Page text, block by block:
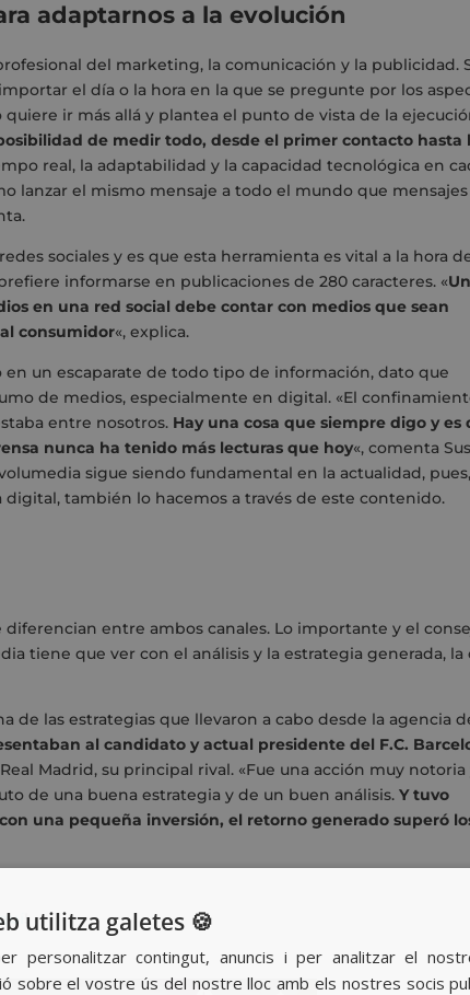
adaptarnos a la evolución
del marketing, la comunicación y la publicidad.
el día o la hora en la que se pregunte por los
ir más allá y plantea el punto de vista de la
de medir todo, desde el primer contacto hasta
real, la adaptabilidad y la capacidad tecnológica en
lanzar el mismo mensaje a todo el mundo que mensajes
sociales y es que esta herramienta es vital a la hora
informarse en publicaciones de 280 caracteres. «
en una red social debe contar con medios que sean
consumidor«, explica.
un escaparate de todo tipo de información, dato que
de medios, especialmente en digital. «El
entre nosotros. Hay una cosa que siempre digo y es
nunca ha tenido más lecturas que hoy«, comenta
sigue siendo fundamental en la actualidad, pues,
también lo hacemos a través de este contenido.
diferencian entre ambos canales. Lo importante y el
tiene que ver con el análisis y la estrategia generada, la
de las estrategias que llevaron a cabo desde la agencia
al candidato y actual presidente del F.C.
Madrid, su principal rival. «Fue una acción muy notoria
de una buena estrategia y de un buen análisis. Y tuvo
una pequeña inversión, el retorno generado superó
!utilitza galetes 🍪
personalitzar contingut, anuncis i per analitzar el
sobre el vostre ús del nostre lloc amb els nostres socis